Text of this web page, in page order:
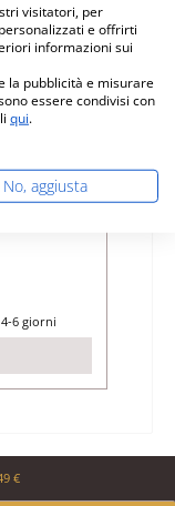
cenere
6 giorni
€
visitatori, per
e offrirti
informazioni sui
la pubblicità e misurare
essere condivisi con
qui.
No, aggiusta